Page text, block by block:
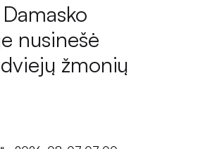
nusinešė
žmonių